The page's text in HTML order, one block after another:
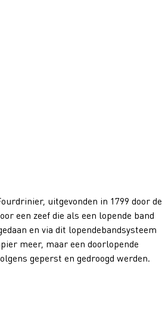
uitgevonden in 1799 door de
een zeef die als een lopende band
en via dit lopendebandsysteem
meer, maar een doorlopende
geperst en gedroogd werden.